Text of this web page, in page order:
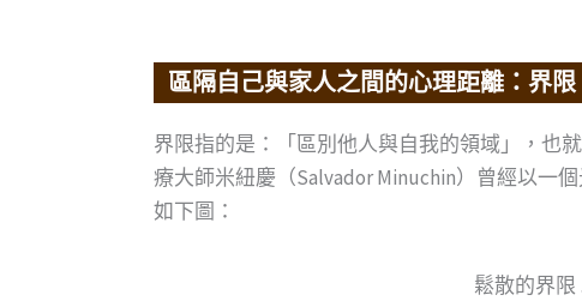
區隔自己與家人之間的心理距離：界限
界限指的是：「區別他人與自我的領域」，也
療大師米紐慶（Salvador Minuchin）曾經以一
如下圖：
鬆散的界